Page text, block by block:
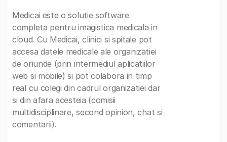
Medicai este o solutie software
completa pentru imagistica medicala in
cloud. Cu Medicai, clinici si spitale pot
accesa datele medicale ale organizatiei
de oriunde (prin intermediul aplicatiilor
web si mobile) si pot colabora in timp
real cu colegi din cadrul organizatiei dar
si din afara acesteia (comisii
multidisciplinare, second opinion, chat si
comentarii).